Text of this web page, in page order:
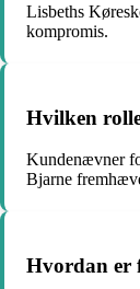
Lisbeths
kompromis.
Hvilken
Kundenævner
Bjarne
Hvordan er